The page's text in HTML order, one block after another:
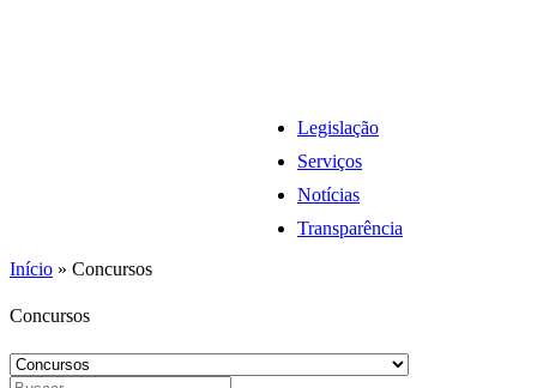
Legislação
Serviços
Notícias
Transparência
Início » Concursos
Concursos